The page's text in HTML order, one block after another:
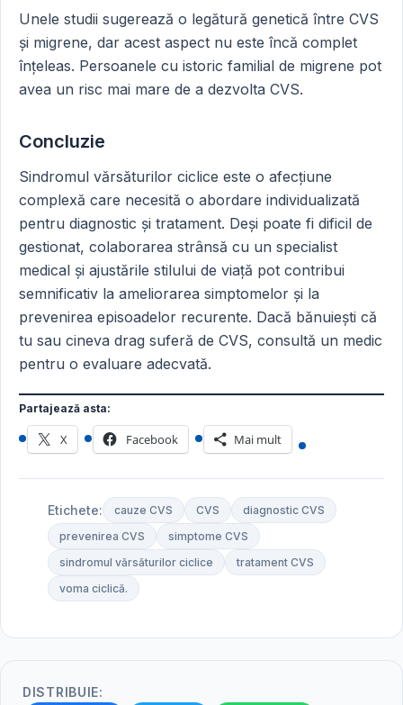
Unele studii sugerează o legătură genetică între CVS
și migrene, dar acest aspect nu este încă complet
înțeleas. Persoanele cu istoric familial de migrene pot
avea un risc mai mare de a dezvolta CVS.
Concluzie
Sindromul vărsăturilor ciclice este o afecțiune
complexă care necesită o abordare individualizată
pentru diagnostic și tratament. Deși poate fi dificil de
gestionat, colaborarea strânsă cu un specialist
medical și ajustările stilului de viață pot contribui
semnificativ la ameliorarea simptomelor și la
prevenirea episoadelor recurente. Dacă bănuiești că
tu sau cineva drag suferă de CVS, consultă un medic
pentru o evaluare adecvată.
Partajează asta:
X Facebook Mai mult
Etichete: cauze CVS CVS
diagnostic CVS
prevenirea CVS
simptome CVS
sindromul vărsăturilor ciclice
tratament CVS
voma ciclică.
DISTRIBUIE: